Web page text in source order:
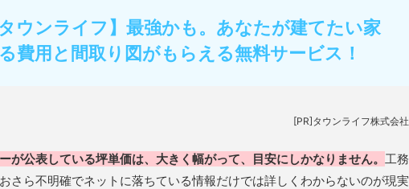
タウンライフ】最強かも。あなたが建てたい家
費用と間取り図がもらえる無料サービス！
[PR]タウンライフ株式会社
が公表している坪単価は、大きく幅がって、目安にしかなりません。 工務
さら不明確でネットに落ちている情報だけでは詳しくわからないのが現実